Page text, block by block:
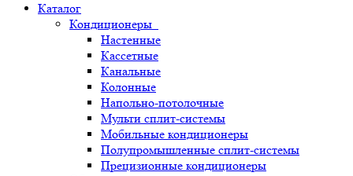
Каталог
Кондиционеры
Настенные
Кассетные
Канальные
Колонные
Напольно-потолочные
Мульти сплит-системы
Мобильные кондиционеры
Полупромышленные сплит-системы
Прецизионные кондиционеры